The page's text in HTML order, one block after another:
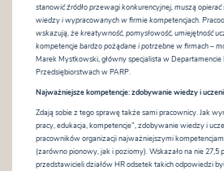
stanowić źródło przewagi konkurencyjnej, muszą
wiedzy i wypracowanych w firmie kompetencjach.
wskazują, że kreatywność, pomysłowość, umiejętność
kompetencje bardzo pożądane i potrzebne w firmach–
Marek Mystkowski, główny specjalista w
Przedsiębiorstwach w PARP.
Najważniejsze kompetencje: zdobywanie wiedzy i
Zdają sobie z tego sprawę także sami pracownicy. Jak
pracy, edukacja, kompetencje”, zdobywanie wiedzy i
pracowników organizacji najważniejszymi
(zarówno pionowy, jak i poziomy). Wskazało na nie 27,5
przedstawicieli działów HR odsetek takich odpowiedzi